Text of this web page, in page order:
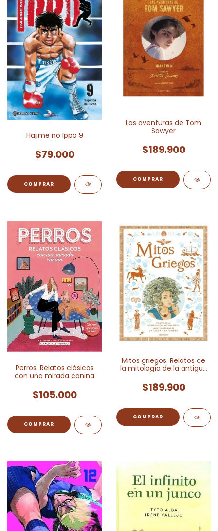
Hajime no Ippo 9
$79.000
Las aventuras de Tom
Sawyer
$189.900
Perros. Relatos clásicos
con una mirada canina
$105.000
Mitos griegos. Relatos de
la mitología de la antigua
$189.900